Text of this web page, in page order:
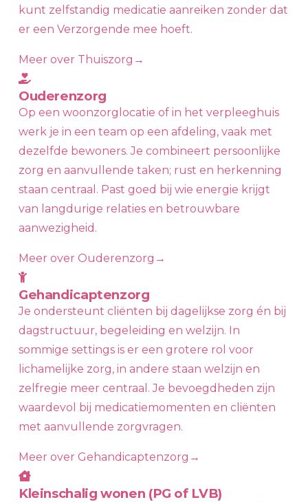
kunt zelfstandig medicatie aanreiken zonder dat
er een Verzorgende mee hoeft.
Meer over Thuiszorg →
Ouderenzorg
Op een woonzorglocatie of in het verpleeghuis
werk je in een team op een afdeling, vaak met
dezelfde bewoners. Je combineert persoonlijke
zorg en aanvullende taken; rust en herkenning
staan centraal. Past goed bij wie energie krijgt
van langdurige relaties en betrouwbare
aanwezigheid.
Meer over Ouderenzorg →
Gehandicaptenzorg
Je ondersteunt cliënten bij dagelijkse zorg én bij
dagstructuur, begeleiding en welzijn. In
sommige settings is er een grotere rol voor
lichamelijke zorg, in andere staan welzijn en
zelfregie meer centraal. Je bevoegdheden zijn
waardevol bij medicatiemomenten en cliënten
met aanvullende zorgvragen.
Meer over Gehandicaptenzorg →
Kleinschalig wonen (PG of LVB)